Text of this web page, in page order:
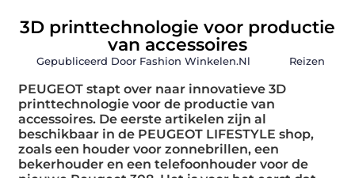
3D printtechnologie voor productie
van accessoires
Gepubliceerd Door Fashion Winkelen.nl Reizen
PEUGEOT stapt over naar innovatieve 3D
printtechnologie voor de productie van
accessoires. De eerste artikelen zijn al
beschikbaar in de PEUGEOT LIFESTYLE shop,
zoals een houder voor zonnebrillen, een
bekerhouder en een telefoonhouder voor de